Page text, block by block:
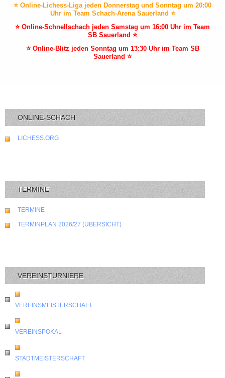
⭐ Online-Lichess-Liga jeden Donnerstag und Sonntag um 20:00
Uhr im Team Schach-Arena Sauerland ⭐
⭐ Online-Schnellschach jeden Samstag um 16:00 Uhr im Team
SB Sauerland ⭐
⭐ Online-Blitz jeden Sonntag um 13:30 Uhr im Team SB
Sauerland ⭐
ONLINE-SCHACH
LICHESS.ORG
TERMINE
TERMINE
TERMINPLAN 2026/27 (ÜBERSICHT)
VEREINSTURNIERE
VEREINSMEISTERSCHAFT
VEREINSPOKAL
STADTMEISTERSCHAFT